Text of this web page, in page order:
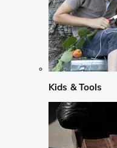
Kids & Tools